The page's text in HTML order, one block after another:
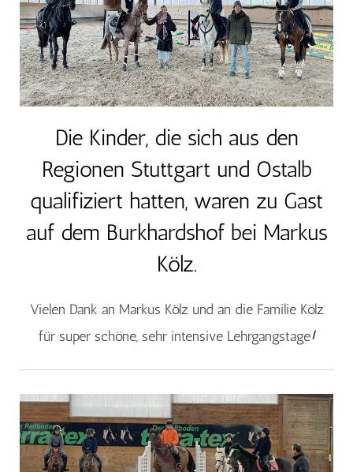
Die Kinder, die sich aus den
Regionen Stuttgart und Ostalb
qualifiziert hatten, waren zu Gast
auf dem Burkhardshof bei Markus
Kölz.
Vielen Dank an Markus Kölz und an die Familie Kölz
für super schöne, sehr intensive Lehrgangstage!